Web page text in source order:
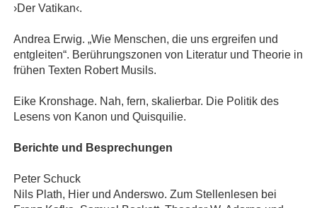
›Der Vatikan‹.
Andrea Erwig. „Wie Menschen, die uns ergreifen und
entgleiten“. Berührungszonen von Literatur und Theorie in
frühen Texten Robert Musils.
Eike Kronshage. Nah, fern, skalierbar. Die Politik des
Lesens von Kanon und Quisquilie.
Berichte und Besprechungen
Peter Schuck
Nils Plath, Hier und Anderswo. Zum Stellenlesen bei